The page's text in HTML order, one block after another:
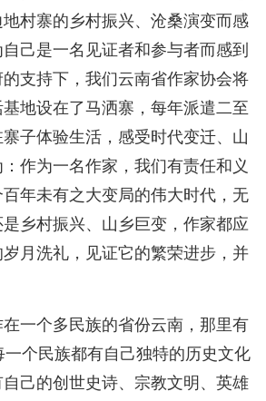
村寨的乡村振兴、沧桑演变而感
己是一名见证者和参与者而感到
支持下，我们云南省作家协会将
地设在了马洒寨，每年派遣二至
子体验生活，感受时代变迁、山
作为一名作家，我们有责任和义
年未有之大变局的伟大时代，无
乡村振兴、山乡巨变，作家都应
月洗礼，见证它的繁荣进步，并
一个多民族的省份云南，那里有
一个民族都有自己独特的历史文化
己的创世史诗、宗教文明、英雄